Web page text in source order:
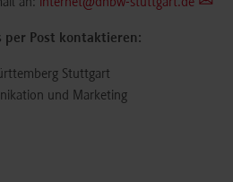
per Post kontaktieren:
Stuttgart
und Marketing